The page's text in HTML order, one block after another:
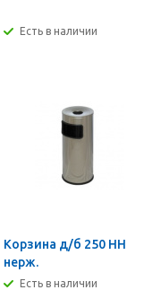
Есть в наличии
Корзина д/б 250 НН
нерж.
Есть в наличии